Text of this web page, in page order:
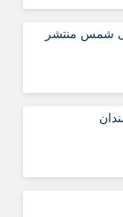
شمس منتشر